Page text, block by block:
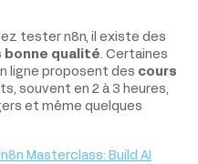
tester n8n, il existe des
qualité. Certaines
ligne proposent des cours
souvent en 2 à 3 heures,
et même quelques
Masterclass: Build AI